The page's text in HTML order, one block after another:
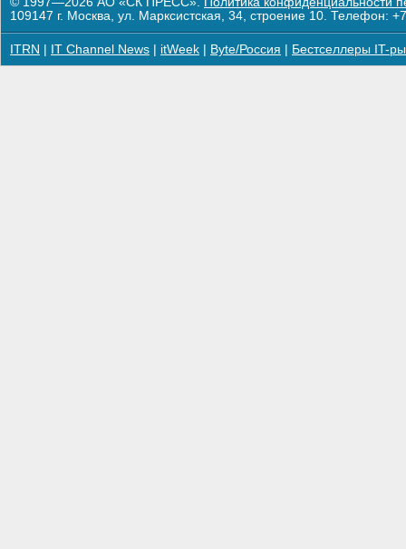
109147 г. Москва, ул. Марксистская, 34, строение 10. Телефон:
ITRN IT Channel News itWeek Byte/Россия Бестселлеры IT-